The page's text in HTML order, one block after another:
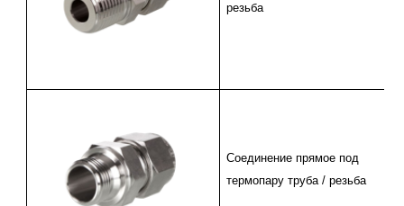
резьба
Соединение прямое под
термопару труба / резьба